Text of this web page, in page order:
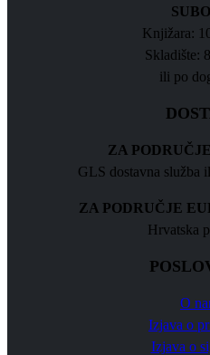
Knjižara:
Skladište:
ili po
ZA
GLS dostavna služba
ZA PODRUČJE
Hrvatska
O
Izjava o
Izjava o